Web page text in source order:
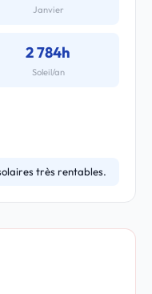
Janvier
2 784h
Soleil/an
très rentables.